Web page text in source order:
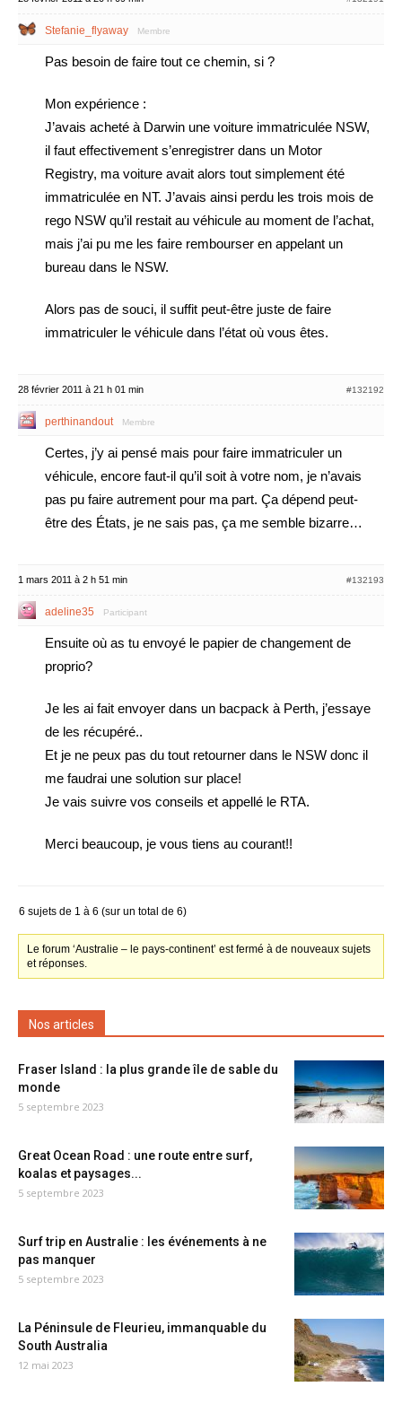
Stefanie_flyaway Membre
Pas besoin de faire tout ce chemin, si ?
Mon expérience :
J’avais acheté à Darwin une voiture immatriculée NSW,
il faut effectivement s’enregistrer dans un Motor
Registry, ma voiture avait alors tout simplement été
immatriculée en NT. J’avais ainsi perdu les trois mois de
rego NSW qu’il restait au véhicule au moment de l’achat,
mais j’ai pu me les faire rembourser en appelant un
bureau dans le NSW.
Alors pas de souci, il suffit peut-être juste de faire
immatriculer le véhicule dans l’état où vous êtes.
28 février 2011 à 21 h 01 min #132192
perthinandout Membre
Certes, j’y ai pensé mais pour faire immatriculer un
véhicule, encore faut-il qu’il soit à votre nom, je n’avais
pas pu faire autrement pour ma part. Ça dépend peut-
être des États, je ne sais pas, ça me semble bizarre…
1 mars 2011 à 2 h 51 min #132193
adeline35 Participant
Ensuite où as tu envoyé le papier de changement de
proprio?
Je les ai fait envoyer dans un bacpack à Perth, j’essaye
de les récupéré..
Et je ne peux pas du tout retourner dans le NSW donc il
me faudrai une solution sur place!
Je vais suivre vos conseils et appellé le RTA.
Merci beaucoup, je vous tiens au courant!!
6 sujets de 1 à 6 (sur un total de 6)
Le forum ‘Australie – le pays-continent’ est fermé à de nouveaux sujets
et réponses.
Nos articles
Fraser Island : la plus grande île de sable du
monde
5 septembre 2023
Great Ocean Road : une route entre surf,
koalas et paysages...
5 septembre 2023
Surf trip en Australie : les événements à ne
pas manquer
5 septembre 2023
La Péninsule de Fleurieu, immanquable du
South Australia
12 mai 2023